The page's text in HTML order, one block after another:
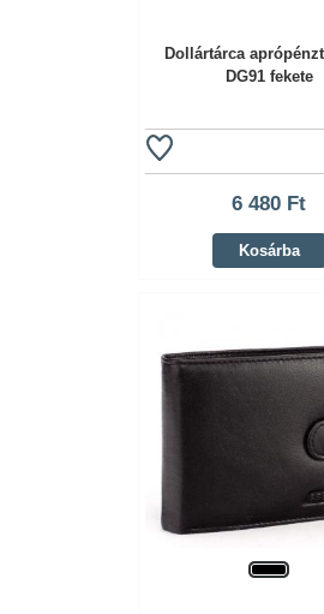
Dollártárca
DG91 fekete
6 480 Ft
Kosárba